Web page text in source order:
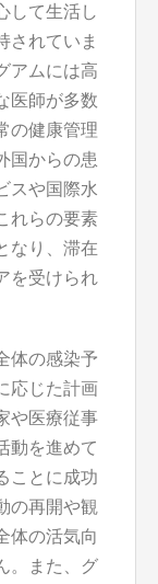
して生活し
されていま
アムには高
医師が多数
の健康管理
国からの患
スや国際水
れらの要素
なり、滞在
を受けられ
体の感染予
応じた計画
や医療従事
動を進めて
ことに成功
の再開や観
体の活気向
。また、グ